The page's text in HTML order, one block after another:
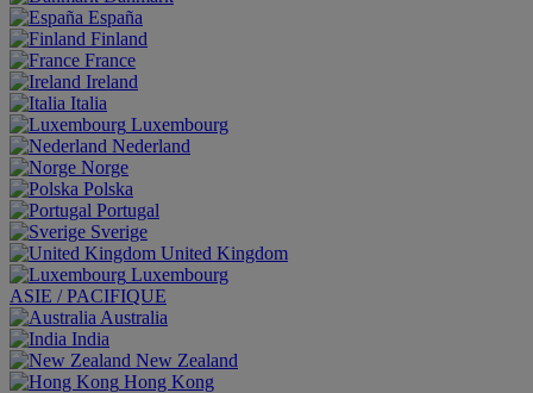
España
Finland
France
Ireland
Italia
Luxembourg
Nederland
Norge
Polska
Portugal
Sverige
United Kingdom
Luxembourg
ASIE / PACIFIQUE
Australia
India
New Zealand
Hong Kong